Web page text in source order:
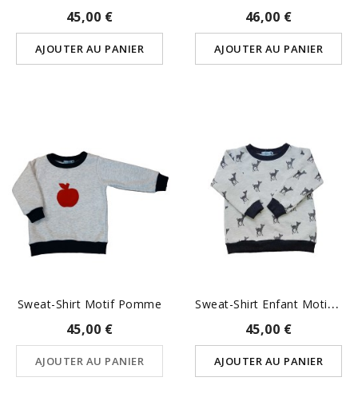
45,00 €
AJOUTER AU PANIER
46,00 €
AJOUTER AU PANIER
Sweat-Shirt Motif Pomme
45,00 €
AJOUTER AU PANIER
S
Weat-Shirt Enfant Motif Faon
45,00 €
AJOUTER AU PANIER